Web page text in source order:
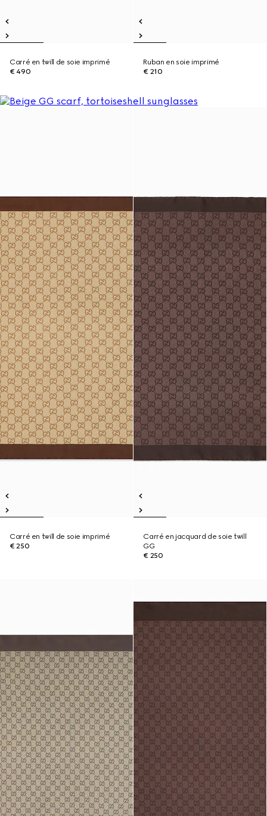
Carré en twill de soie imprimé
€ 490
Ruban en soie imprimé
€ 210
Carré en twill de soie imprimé
€ 250
Carré en jacquard de soie twill
GG
€ 250